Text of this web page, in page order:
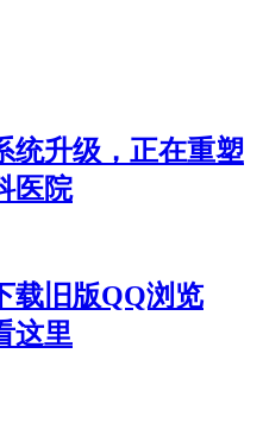
统升级，正在重塑
医院
载旧版QQ浏览
这里